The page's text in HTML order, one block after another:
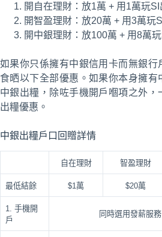
開自在理財：放1萬 + 用1萬玩
開智盈理財：放20萬 + 用3萬玩
開中銀理財：放100萬 + 用8萬
如果你只係擁有中銀信用卡而無銀行
食晒以下全部優惠。如果你本身擁有
中銀出糧，除咗手機開戶嗰項之外，
出糧優惠。
中銀出糧戶口回贈詳情
自在理財 智盈理財
最低結餘 $1萬 $20萬
1. 手機開
戶
同時選用發薪服